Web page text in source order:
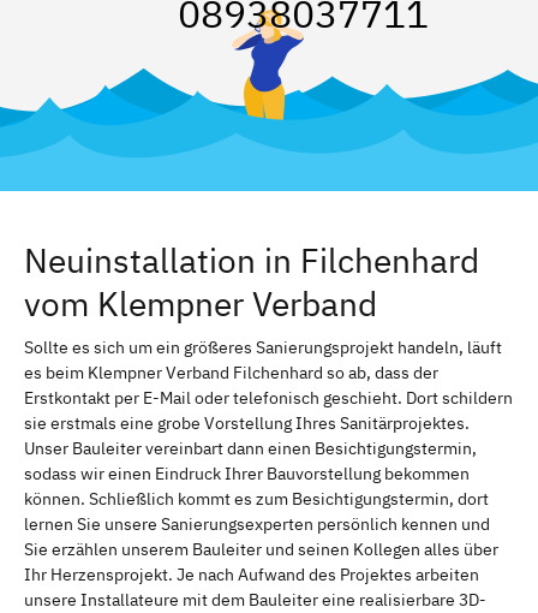
08938037711
Neuinstallation in Filchenhard
vom Klempner Verband
Sollte es sich um ein größeres Sanierungsprojekt handeln, läuft
es beim Klempner Verband Filchenhard so ab, dass der
Erstkontakt per E-Mail oder telefonisch geschieht. Dort schildern
sie erstmals eine grobe Vorstellung Ihres Sanitärprojektes.
Unser Bauleiter vereinbart dann einen Besichtigungstermin,
sodass wir einen Eindruck Ihrer Bauvorstellung bekommen
können. Schließlich kommt es zum Besichtigungstermin, dort
lernen Sie unsere Sanierungsexperten persönlich kennen und
Sie erzählen unserem Bauleiter und seinen Kollegen alles über
Ihr Herzensprojekt. Je nach Aufwand des Projektes arbeiten
unsere Installateure mit dem Bauleiter eine realisierbare 3D-